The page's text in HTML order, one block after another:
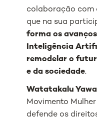
colaboração com
que na sua
forma os
Inteligência
remodelar o
e da sociedade.
Watatakalu
Movimento
defende os